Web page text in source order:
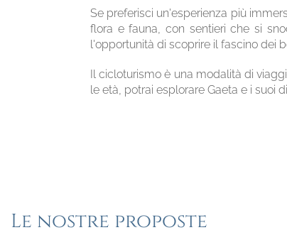
Se preferisci un'esperienza più
flora e fauna, con sentieri che si
l'opportunità di scoprire il fascino dei
Il cicloturismo è una modalità di
le età, potrai esplorare Gaeta e i suoi
Le nostre proposte